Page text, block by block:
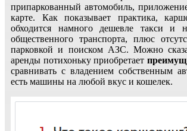
припаркованный автомобиль,
карте. Как показывает практика,
обходится намного дешевле такси и
общественного транспорта, плюс
парковкой и поиском АЗС. Можно
аренды потихоньку приобретает
сравнивать с владением собственным
есть машины на любой вкус и кошелек.